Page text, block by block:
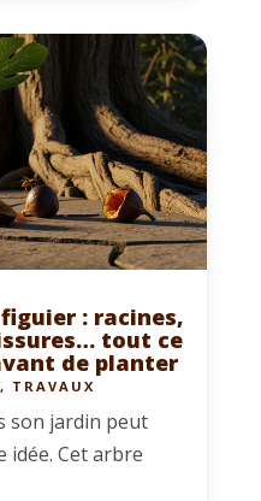
: racines,
tout ce
de planter
, TRAVAUX
son jardin peut
idée. Cet arbre